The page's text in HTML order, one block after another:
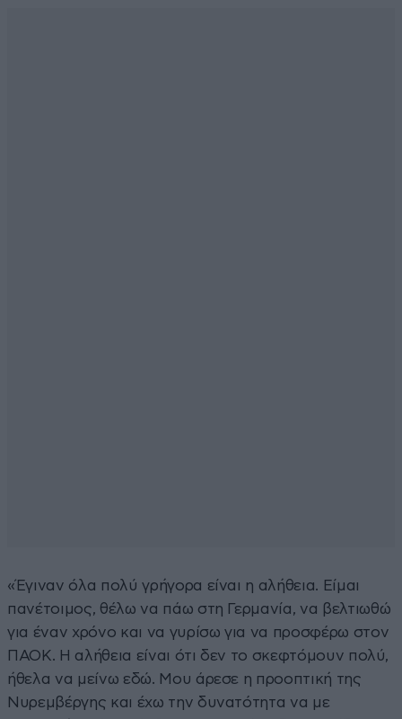
«Έγιναν όλα πολύ γρήγορα είναι η αλήθεια. Είμαι
πανέτοιμος, θέλω να πάω στη Γερμανία, να βελτιωθώ
για έναν χρόνο και να γυρίσω για να προσφέρω στον
ΠΑΟΚ. Η αλήθεια είναι ότι δεν το σκεφτόμουν πολύ,
ήθελα να μείνω εδώ. Μου άρεσε η προοπτική της
Νυρεμβέργης και έχω την δυνατότητα να με